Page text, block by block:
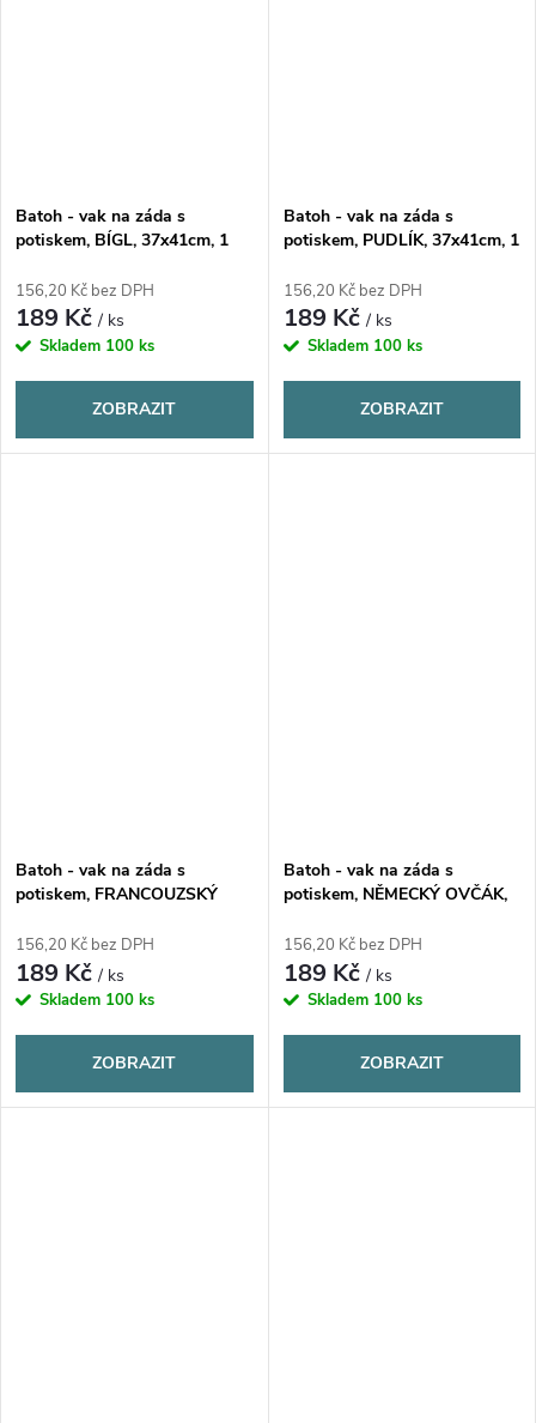
Batoh - vak na záda s
potiskem, BÍGL, 37x41cm, 1
156,20 Kč bez DPH
189 Kč/ ks
Skladem 100 ks
ZOBRAZIT
Batoh - vak na záda s
potiskem, PUDLÍK, 37x41cm, 1
156,20 Kč bez DPH
189 Kč/ ks
Skladem 100 ks
ZOBRAZIT
Batoh - vak na záda s
potiskem, FRANCOUZSKÝ
156,20 Kč bez DPH
189 Kč/ ks
Skladem 100 ks
ZOBRAZIT
Batoh - vak na záda s
potiskem, NĚMECKÝ OVČÁK,
156,20 Kč bez DPH
189 Kč/ ks
Skladem 100 ks
ZOBRAZIT